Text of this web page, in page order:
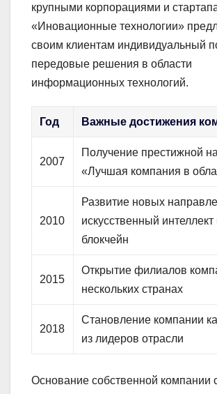
крупными корпорациями и
«Иновационные технологии»
своим клиентам индивидуальный
передовые решения в области
информационных технологий.
Год Важные достижения
2007
Получение престижной
«Лучшая компания в
2010
Развитие новых
искусственный интеллект
блокчейн
2015
Открытие филиалов
нескольких странах
2018
Становление компании
из лидеров отрасли
Основание собственной компании